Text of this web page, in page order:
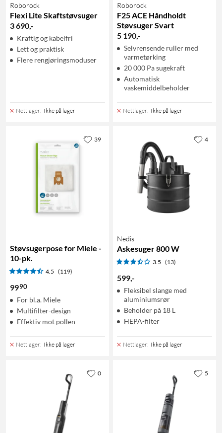
Roborock
Flexi Lite Skaftstøvsuger
3 690,-
Kraftig og kabelfri
Lett og praktisk
Flere rengjøringsmoduser
Nettlager: Ikke på lager
Roborock
F25 ACE Håndholdt
Støvsuger Svart
5 190,-
Selvrensende ruller med
varmetørking
20 000 Pa sugekraft
Automatisk
vaskemiddelbeholder
Nettlager: Ikke på lager
Støvsugerpose for Miele -
10-pk.
4.5 (119)
9990
For bl.a. Miele
Multifilter-design
Effektiv mot pollen
Nettlager: Ikke på lager
39
Nedis
Askesuger 800 W
3.5 (13)
599,-
Fleksibel slange med
aluminiumsrør
Beholder på 18 L
HEPA-filter
Nettlager: Ikke på lager
4
0 5